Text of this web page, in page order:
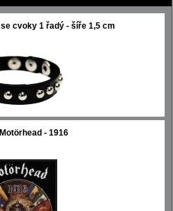
cvoky 1 řadý - šíře 1,5 cm
- 1916